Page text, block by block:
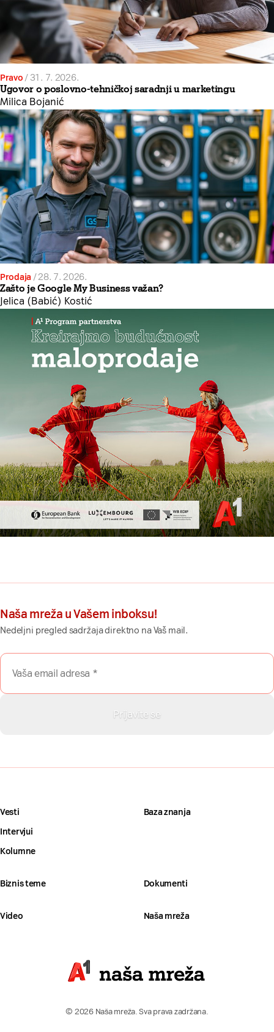
Pravo / 31. 7. 2026.
Ugovor o poslovno-tehničkoj saradnji u marketingu
Milica Bojanić
Prodaja /28. 7. 2026.
Zašto je Google My Business važan?
Jelica (Babić) Kostić
Naša mreža u Vašem inboksu!
Nedeljni pregled sadržaja direktno na Vaš mail.
Vesti
Intervjui
Kolumne
Baza znanja
Biznis teme Dokumenti
Video Naša mreža
© 2026 Naša mreža. Sva prava zadržana.